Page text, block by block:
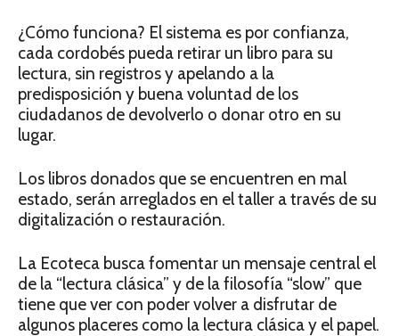
¿Cómo funciona? El sistema es por confianza,
cada cordobés pueda retirar un libro para su
lectura, sin registros y apelando a la
predisposición y buena voluntad de los
ciudadanos de devolverlo o donar otro en su
lugar.
Los libros donados que se encuentren en mal
estado, serán arreglados en el taller a través de su
digitalización o restauración.
La Ecoteca busca fomentar un mensaje central el
de la “lectura clásica” y de la filosofía “slow” que
tiene que ver con poder volver a disfrutar de
algunos placeres como la lectura clásica y el papel.